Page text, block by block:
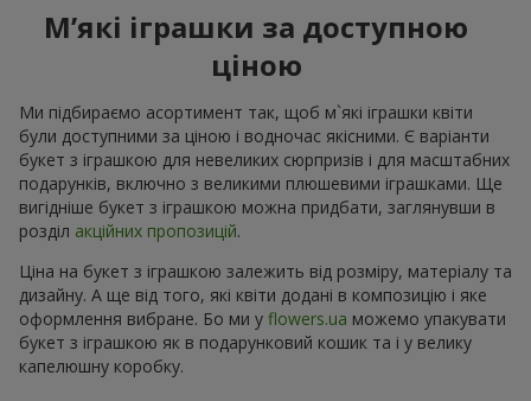
М’які іграшки за доступною
ціною
Ми підбираємо асортимент так, щоб м`які іграшки квіти
були доступними за ціною і водночас якісними. Є варіанти
букет з іграшкою для невеликих сюрпризів і для масштабних
подарунків, включно з великими плюшевими іграшками. Ще
вигідніше букет з іграшкою можна придбати, заглянувши в
розділ акційних пропозицій.
Ціна на букет з іграшкою залежить від розміру, матеріалу та
дизайну. А ще від того, які квіти додані в композицію і яке
оформлення вибране. Бо ми у flowers.ua можемо упакувати
букет з іграшкою як в подарунковий кошик та і у велику
капелюшну коробку.